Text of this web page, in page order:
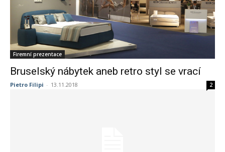
Firemní prezentace
Bruselský nábytek aneb retro styl se vrací
Pietro Filipi - 13.11.2018 2